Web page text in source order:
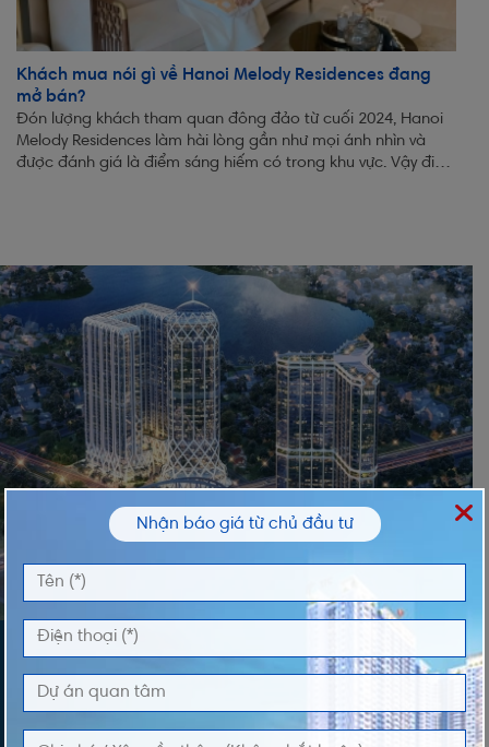
Khách mua nói gì về Hanoi Melody Residences đang
mở bán?
Đón lượng khách tham quan đông đảo từ cuối 2024, Hanoi
Melody Residences làm hài lòng gần như mọi ánh nhìn và
được đánh giá là điểm sáng hiếm có trong khu vực. Vậy điều
ĐĂNG KÝ NHẬN THÔNG TIN
Vui lòng nhập thông tin của bạn để nhận thông
tin Giá và Giỏ Hàng độc quyền từ chúng tôi
Nhận báo giá từ chủ đầu tư